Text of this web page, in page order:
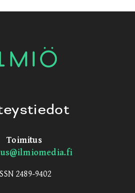
Toimitus
2489-9402